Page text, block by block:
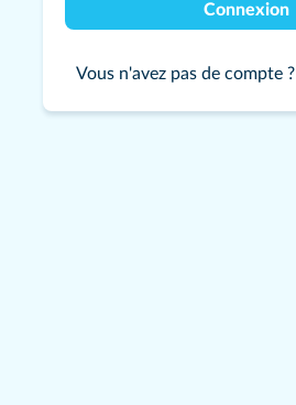
Connexion
Vous n'avez pas de compte ?